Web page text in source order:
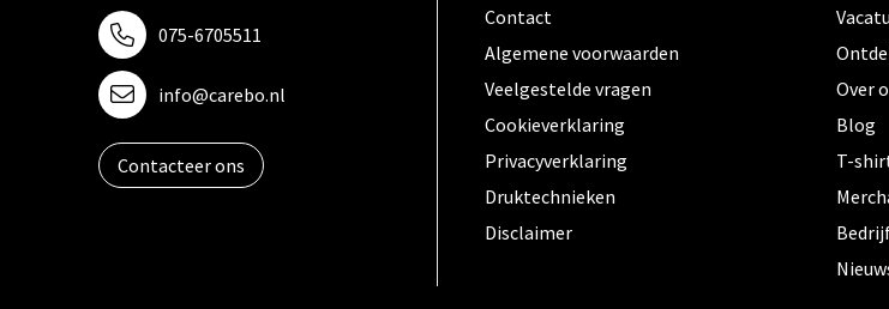
075-6705511
info@carebo.nl
Contacteer ons
Contact
Algemene voorwaarden
Veelgestelde vragen
Cookieverklaring
Privacyverklaring
Druktechnieken
Disclaimer
Over
Blog
T-